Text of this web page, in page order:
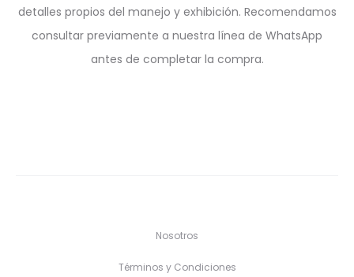
detalles propios del manejo y exhibición. Recomendamos
consultar previamente a nuestra línea de WhatsApp
antes de completar la compra.
Nosotros
Términos y Condiciones